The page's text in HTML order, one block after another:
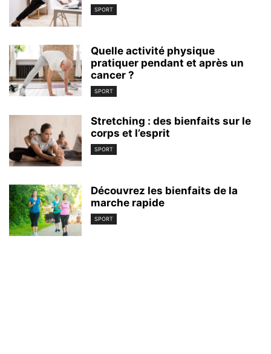
SPORT
Quelle activité physique
pratiquer pendant et après un
cancer ?
SPORT
Stretching : des bienfaits sur le
corps et l’esprit
SPORT
Découvrez les bienfaits de la
marche rapide
SPORT